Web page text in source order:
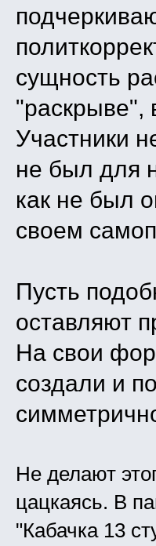
сущность
"раскрыве",
Участники
не был для
как не был
своем
Пусть
оставляют
На свои
создали и
Не делают
цацкаясь. В
"Кабачка 13